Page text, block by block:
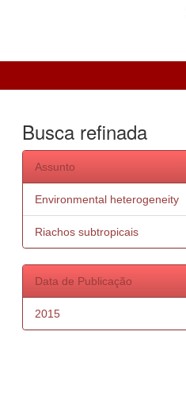
Busca refinada
Assunto
Environmental heterogeneity
Riachos subtropicais
Data de Publicação
2015